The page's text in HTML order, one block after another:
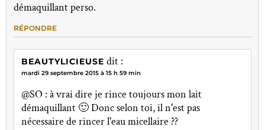
démaquillant perso.
RÉPONDRE
BEAUTYLICIEUSE dit :
mardi 29 septembre 2015 à 15 h 59 min
@SO : à vrai dire je rince toujours mon lait
démaquillant 🙂 Donc selon toi, il n'est pas
nécessaire de rincer l'eau micellaire ??